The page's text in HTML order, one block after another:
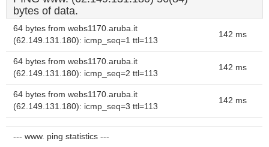
bytes of data.
64 bytes from webs1170.aruba.it
(62.149.131.180): icmp_seq=1 ttl=113
142 ms
64 bytes from webs1170.aruba.it
(62.149.131.180): icmp_seq=2 ttl=113
142 ms
64 bytes from webs1170.aruba.it
(62.149.131.180): icmp_seq=3 ttl=113
142 ms
--- www. ping statistics ---